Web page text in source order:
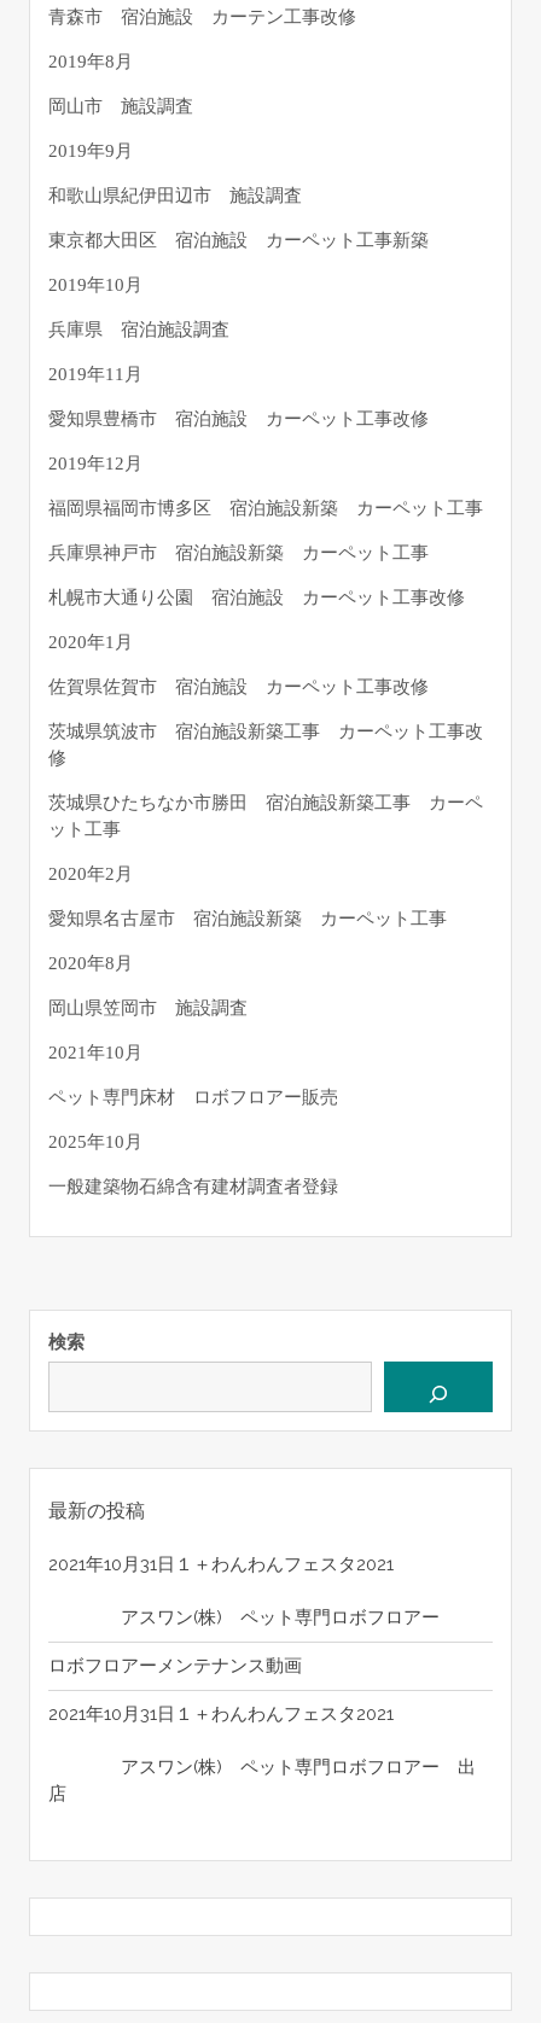
青森市 宿泊施設 カーテン工事改修
2019年8月
岡山市 施設調査
2019年9月
和歌山県紀伊田辺市 施設調査
東京都大田区 宿泊施設 カーペット工事新築
2019年10月
兵庫県 宿泊施設調査
2019年11月
愛知県豊橋市 宿泊施設 カーペット工事改修
2019年12月
福岡県福岡市博多区 宿泊施設新築 カーペット工事
兵庫県神戸市 宿泊施設新築 カーペット工事
札幌市大通り公園 宿泊施設 カーペット工事改修
2020年1月
佐賀県佐賀市 宿泊施設 カーペット工事改修
茨城県筑波市 宿泊施設新築工事 カーペット工事改
修
茨城県ひたちなか市勝田 宿泊施設新築工事 カーペ
ット工事
2020年2月
愛知県名古屋市 宿泊施設新築 カーペット工事
2020年8月
岡山県笠岡市 施設調査
2021年10月
ペット専門床材 ロボフロアー販売
2025年10月
一般建築物石綿含有建材調査者登録
検索
最新の投稿
2021年10月31日１＋わんわんフェスタ2021
アスワン(株) ペット専門ロボフロアー
ロボフロアーメンテナンス動画
2021年10月31日１＋わんわんフェスタ2021
アスワン(株) ペット専門ロボフロアー 出
店